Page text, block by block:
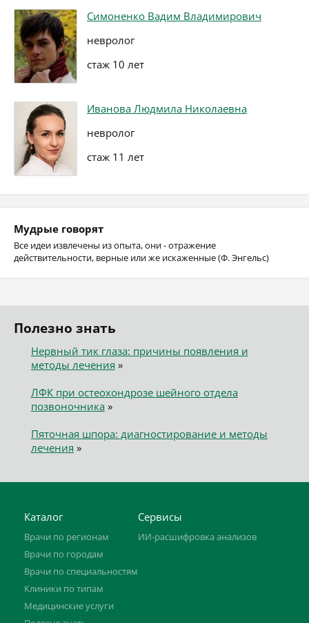
Симоненко Вадим Владимирович
невролог
стаж 10 лет
Иванова Людмила Николаевна
невролог
стаж 11 лет
Мудрые говорят
Все идеи извлечены из опыта, они - отражение
действительности, верные или же искаженные (Ф. Энгельс)
Полезно знать
Нервный тик глаза: причины появления и
методы лечения »
ЛФК при остеохондрозе шейного отдела
позвоночника»
Пяточная шпора: диагностирование и методы
лечения »
Каталог
Врачи по регионам
Врачи по городам
Врачи по специальностям
Клиники по типам
Медицинские услуги
Сервисы
ИИ-расшифровка анализов